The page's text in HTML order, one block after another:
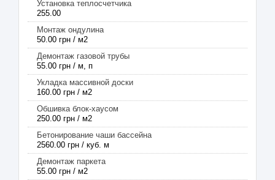
Установка теплосчетчика
255.00
Монтаж ондулина
50.00 грн / м2
Демонтаж газовой трубы
55.00 грн / м, п
Укладка массивной доски
160.00 грн / м2
Обшивка блок-хаусом
250.00 грн / м2
Бетонирование чаши бассейна
2560.00 грн / куб. м
Демонтаж паркета
55.00 грн / м2